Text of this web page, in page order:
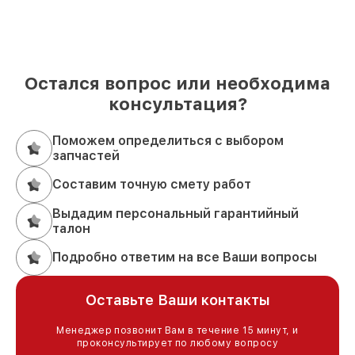
Остался вопрос или необходима
консультация?
Поможем определиться с выбором
запчастей
Составим точную смету работ
Выдадим персональный гарантийный
талон
Подробно ответим на все Ваши вопросы
Оставьте Ваши контакты
Менеджер позвонит Вам в течение 15 минут, и
проконсультирует по любому вопросу